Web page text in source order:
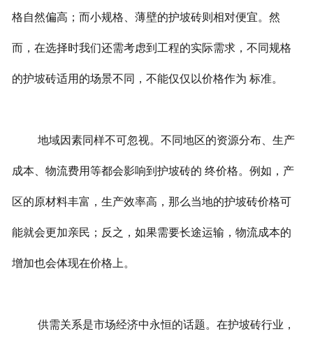
格自然偏高；而小规格、薄壁的护坡砖则相对便宜。然
而，在选择时我们还需考虑到工程的实际需求，不同规格
的护坡砖适用的场景不同，不能仅仅以价格作为 标准。
地域因素同样不可忽视。不同地区的资源分布、生产
成本、物流费用等都会影响到护坡砖的 终价格。例如，产
区的原材料丰富，生产效率高，那么当地的护坡砖价格可
能就会更加亲民；反之，如果需要长途运输，物流成本的
增加也会体现在价格上。
供需关系是市场经济中永恒的话题。在护坡砖行业，